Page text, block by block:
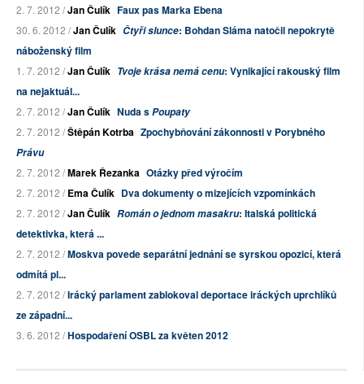
2. 7. 2012 /Jan Čulík Faux pas Marka Ebena
30. 6. 2012 /Jan Čulík Čtyři slunce: Bohdan Sláma natočil nepokrytě
náboženský film
1. 7. 2012 /Jan Čulík Tvoje krása nemá cenu: Vynikající rakouský film
na nejaktuál...
2. 7. 2012 /Jan Čulík Nuda sPoupaty
2. 7. 2012 /Štěpán Kotrba Zpochybňování zákonnosti v Porybného
Právu
2. 7. 2012 /Marek Řezanka Otázky před výročím
2. 7. 2012 /Ema Čulík Dva dokumenty o mizejících vzpomínkách
2. 7. 2012 /Jan Čulík Román o jednom masakru: Italská politická
detektivka, která ...
2. 7. 2012 /Moskva povede separátní jednání se syrskou opozicí, která
odmítá pl...
2. 7. 2012 /Irácký parlament zablokoval deportace iráckých uprchlíků
ze západní...
3. 6. 2012 /Hospodaření OSBL za květen 2012